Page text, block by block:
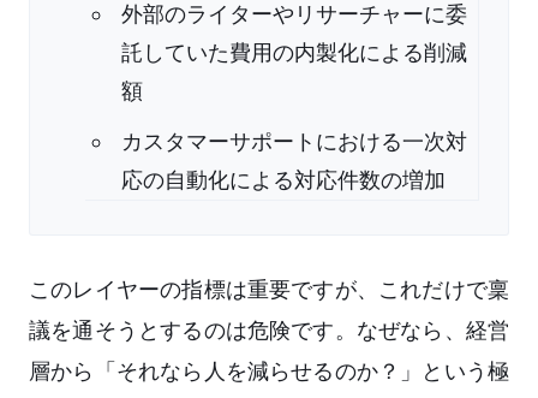
外部のライターやリサーチャーに委
託していた費用の内製化による削減
額
カスタマーサポートにおける一次対
応の自動化による対応件数の増加
このレイヤーの指標は重要ですが、これだけで稟
議を通そうとするのは危険です。なぜなら、経営
層から「それなら人を減らせるのか？」という極